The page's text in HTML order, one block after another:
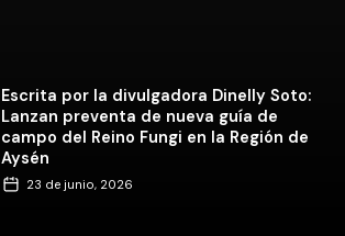
Escrita por la divulgadora Dinelly Soto:
Lanzan preventa de nueva guía de
campo del Reino Fungi en la Región de
Aysén
23 de junio, 2026